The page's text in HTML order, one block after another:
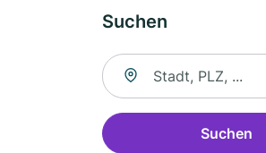
Suchen
Suche nach Ort
Suchen